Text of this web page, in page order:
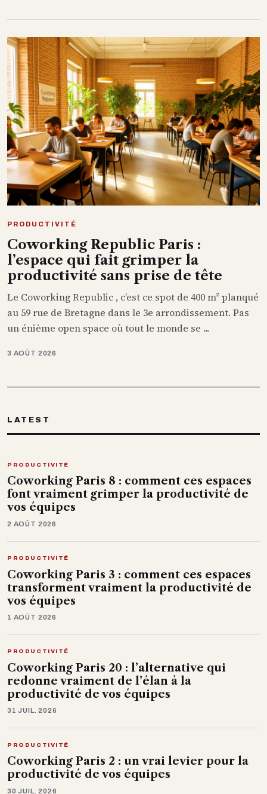
PRODUCTIVITÉ
Coworking Republic Paris :
l’espace qui fait grimper la
productivité sans prise de tête
Le Coworking Republic , c’est ce spot de 400 m² planqué
au 59 rue de Bretagne dans le 3e arrondissement. Pas
un énième open space où tout le monde se ...
3 AOÛT 2026
LATEST
PRODUCTIVITÉ
Coworking Paris 8 : comment ces espaces
font vraiment grimper la productivité de
vos équipes
2 AOÛT 2026
PRODUCTIVITÉ
Coworking Paris 3 : comment ces espaces
transforment vraiment la productivité de
vos équipes
1 AOÛT 2026
PRODUCTIVITÉ
Coworking Paris 20 : l’alternative qui
redonne vraiment de l’élan à la
productivité de vos équipes
31 JUIL. 2026
PRODUCTIVITÉ
Coworking Paris 2 : un vrai levier pour la
productivité de vos équipes
30 JUIL. 2026